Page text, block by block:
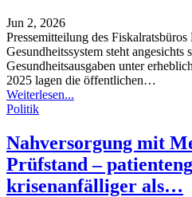
Jun 2, 2026
Pressemitteilung des Fiskalratsbüros
Gesundheitssystem steht
Gesundheitsausgaben unter
2025 lagen die öffentlichen…
Weiterlesen...
Politik
Nahversorgung mit
Prüfstand –
krisenanfälliger als…